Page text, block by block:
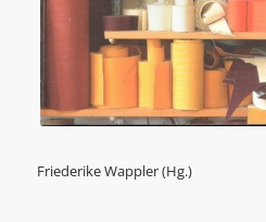
Friederike Wappler (Hg.)